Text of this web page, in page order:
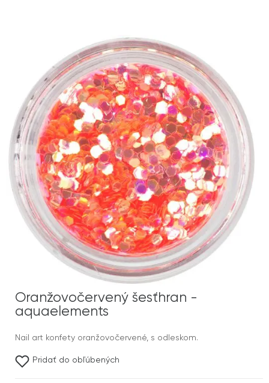
Oranžovočervený šesťhran -
aquaelements
Nail art konfety oranžovočervené, s odleskom.
Pridať do obľúbených